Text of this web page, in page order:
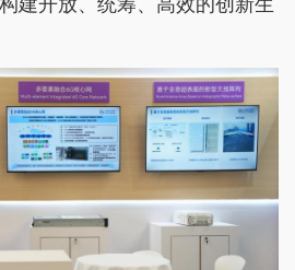
建开放、统筹、高效的创新生